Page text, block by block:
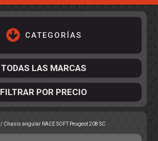
CATEGORÍAS
TODAS LAS MARCAS
FILTRAR POR PRECIO
/ Chasis angular RACE SOFT Peugeot 208 SC